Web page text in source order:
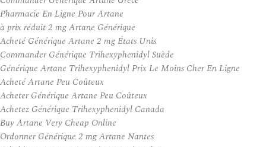
Pharmacie En Ligne Pour Artane
à prix réduit 2 mg Artane Générique
Acheté Générique Artane 2 mg États Unis
Commander Générique Trihexyphenidyl Suède
Générique Artane Trihexyphenidyl Prix Le Moins Cher En Ligne
Acheté Artane Peu Coûteux
Acheter Générique Artane Peu Coûteux
Achetez Générique Trihexyphenidyl Canada
Buy Artane Very Cheap Online
Ordonner Générique 2 mg Artane Nantes